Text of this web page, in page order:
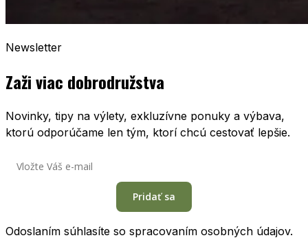
Newsletter
Zaži viac dobrodružstva
Novinky, tipy na výlety, exkluzívne ponuky a výbava,
ktorú odporúčame len tým, ktorí chcú cestovať lepšie.
Pridať sa
Odoslaním súhlasíte so spracovaním osobných údajov.